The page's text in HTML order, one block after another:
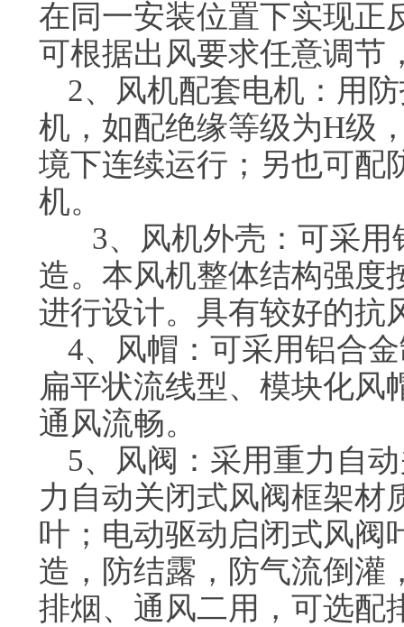
在同一安装位置下实现正
可根据出风要求任意调节
2、风机配套电机：用
机，如配绝缘等级为H级
境下连续运行；另也可配
机。
3、风机外壳：可采用
造。本风机整体结构强度
进行设计。具有较好的抗
4、风帽：可采用铝合
扁平状流线型、模块化风
通风流畅。
5、风阀：采用重力自
力自动关闭式风阀框架材
叶；电动驱动启闭式风阀
造，防结露，防气流倒灌
排烟、通风二用，可选配